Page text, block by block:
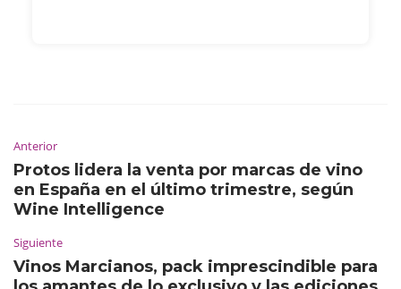
Anterior
Protos lidera la venta por marcas de vino
en España en el último trimestre, según
Wine Intelligence
Siguiente
Vinos Marcianos, pack imprescindible para